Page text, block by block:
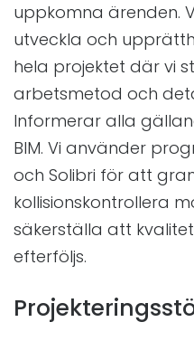
uppkomna ärenden.
utveckla och
hela projektet där vi
arbetsmetod och
Informerar alla
BIM. Vi använder
och Solibri för att
kollisionskontrollera
säkerställa att
efterföljs.